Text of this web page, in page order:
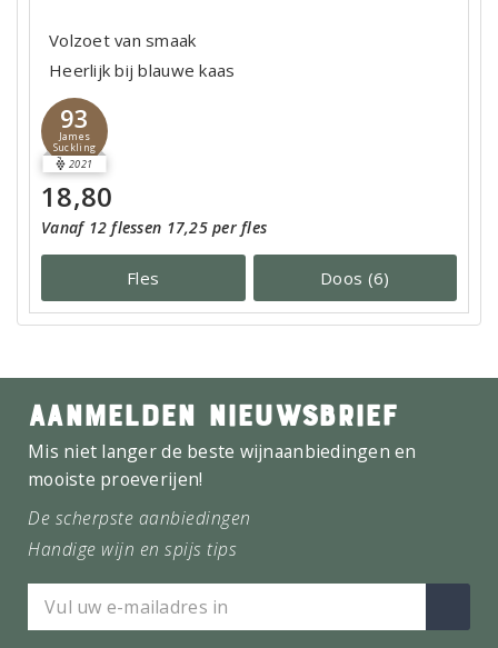
Volzoet van smaak
Heerlijk bij blauwe kaas
93
James
Suckling
2021
18,80
Vanaf 12 flessen 17,25 per fles
Fles Doos (6)
AANMELDEN NIEUWSBRIEF
Mis niet langer de beste wijnaanbiedingen en
mooiste proeverijen!
De scherpste aanbiedingen
Handige wijn en spijs tips